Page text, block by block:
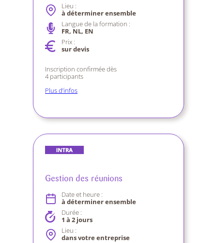
Lieu :
à déterminer ensemble
Langue de la formation :
FR, NL, EN
Prix :
sur devis
Inscription confirmée dès
4 participants
Plus d’infos
Gestion des réunions
Date et heure :
à déterminer ensemble
Durée :
1 à 2 jours
Lieu :
dans votre entreprise